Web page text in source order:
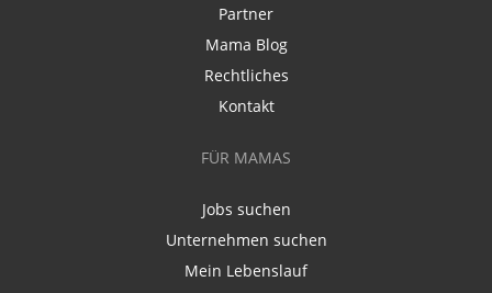
Partner
Mama Blog
Rechtliches
Kontakt
FÜR MAMAS
Jobs suchen
Unternehmen suchen
Mein Lebenslauf